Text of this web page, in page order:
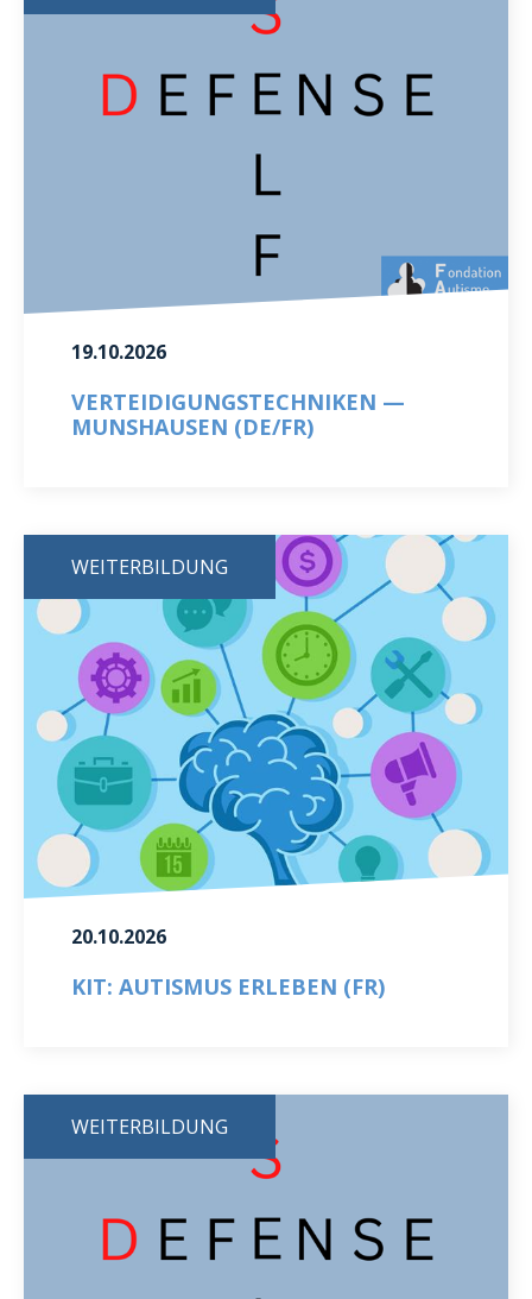
19.10.2026
VERTEIDIGUNGSTECHNIKEN —
MUNSHAUSEN (DE/FR)
WEITERBILDUNG
20.10.2026
KIT: AUTISMUS ERLEBEN (FR)
WEITERBILDUNG